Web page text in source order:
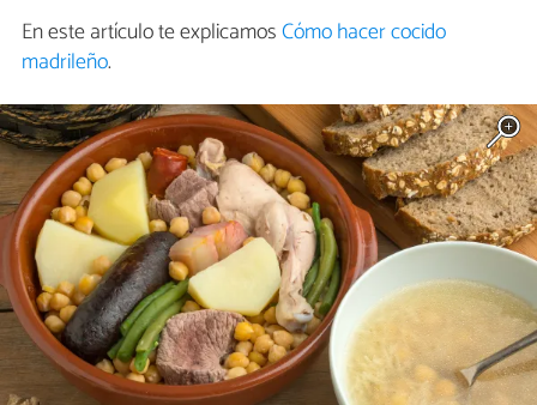
En este artículo te explicamosCómo hacer cocido
madrileño.